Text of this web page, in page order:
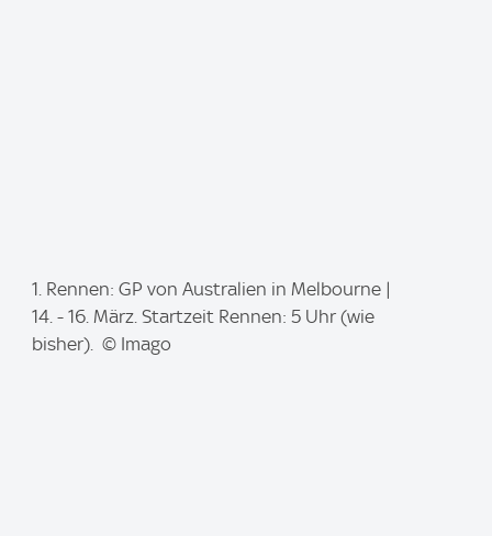
m
1. Rennen: GP von Australien in Melbourne |
14. - 16. März. Startzeit Rennen: 5 Uhr (wie
bisher). © Imago